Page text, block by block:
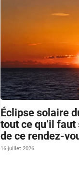
Éclipse solaire
tout ce qu’il
de ce rendez-
16 juillet 2026